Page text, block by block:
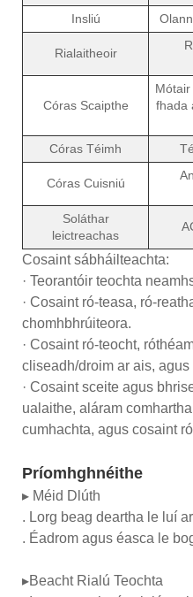
Insliú
Rialaitheoir
Córas Scaipthe
fhada
Córas Téimh
Córas Cuisniú
Soláthar
leictreachas
Cosaint sábháilteachta:
· Teorantóir teochta
· Cosaint ró-teasa, ró-
chomhbhrúiteora.
· Cosaint ró-teocht,
cliseadh/droim ar ais, agus
· Cosaint sceite agus
ualaithe, aláram
cumhachta, agus cosaint
Príomhghnéithe
▸ Méid Dlúth
. Lorg beag deartha le luí
. Éadrom agus éasca le
▸Beacht Rialú Teochta